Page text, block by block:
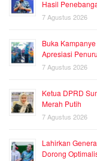
Hasil
7 Agustus 2026
Buka
Apresiasi
7 Agustus 2026
Ketua DPRD
Merah Putih
7 Agustus 2026
Lahirkan
Dorong